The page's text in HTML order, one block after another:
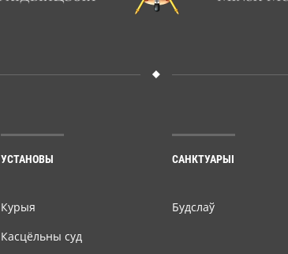
УСТАНОВЫ
Курыя
Касцёльны суд
САНКТУАРЫІ
Будслаў